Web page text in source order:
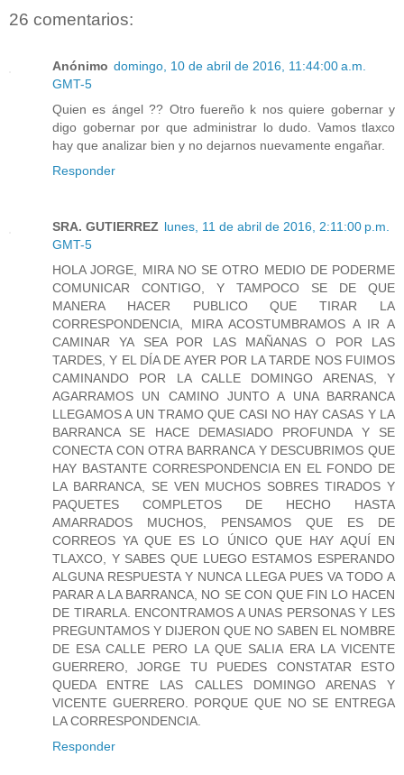
26 comentarios:
Anónimo domingo, 10 de abril de 2016, 11:44:00 a.m.
GMT-5
Quien es ángel ?? Otro fuereño k nos quiere gobernar y
digo gobernar por que administrar lo dudo. Vamos tlaxco
hay que analizar bien y no dejarnos nuevamente engañar.
Responder
SRA. GUTIERREZ lunes, 11 de abril de 2016, 2:11:00 p.m.
GMT-5
HOLA JORGE, MIRA NO SE OTRO MEDIO DE PODERME
COMUNICAR CONTIGO, Y TAMPOCO SE DE QUE
MANERA HACER PUBLICO QUE TIRAR LA
CORRESPONDENCIA, MIRA ACOSTUMBRAMOS A IR A
CAMINAR YA SEA POR LAS MAÑANAS O POR LAS
TARDES, Y EL DÍA DE AYER POR LA TARDE NOS FUIMOS
CAMINANDO POR LA CALLE DOMINGO ARENAS, Y
AGARRAMOS UN CAMINO JUNTO A UNA BARRANCA
LLEGAMOS A UN TRAMO QUE CASI NO HAY CASAS Y LA
BARRANCA SE HACE DEMASIADO PROFUNDA Y SE
CONECTA CON OTRA BARRANCA Y DESCUBRIMOS QUE
HAY BASTANTE CORRESPONDENCIA EN EL FONDO DE
LA BARRANCA, SE VEN MUCHOS SOBRES TIRADOS Y
PAQUETES COMPLETOS DE HECHO HASTA
AMARRADOS MUCHOS, PENSAMOS QUE ES DE
CORREOS YA QUE ES LO ÚNICO QUE HAY AQUÍ EN
TLAXCO, Y SABES QUE LUEGO ESTAMOS ESPERANDO
ALGUNA RESPUESTA Y NUNCA LLEGA PUES VA TODO A
PARAR A LA BARRANCA, NO SE CON QUE FIN LO HACEN
DE TIRARLA. ENCONTRAMOS A UNAS PERSONAS Y LES
PREGUNTAMOS Y DIJERON QUE NO SABEN EL NOMBRE
DE ESA CALLE PERO LA QUE SALIA ERA LA VICENTE
GUERRERO, JORGE TU PUEDES CONSTATAR ESTO
QUEDA ENTRE LAS CALLES DOMINGO ARENAS Y
VICENTE GUERRERO. PORQUE QUE NO SE ENTREGA
LA CORRESPONDENCIA.
Responder